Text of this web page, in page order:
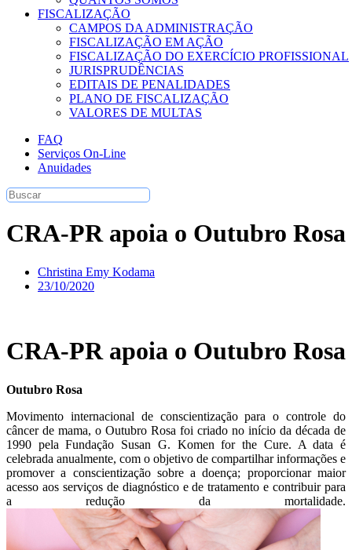
FISCALIZAÇÃO
CAMPOS DA ADMINISTRAÇÃO
FISCALIZAÇÃO EM AÇÃO
FISCALIZAÇÃO DO EXERCÍCIO PROFISSIONAL
JURISPRUDÊNCIAS
EDITAIS DE PENALIDADES
PLANO DE FISCALIZAÇÃO
VALORES DE MULTAS
FAQ
Serviços On-Line
Anuidades
CRA-PR apoia o Outubro Rosa
Christina Emy Kodama
23/10/2020
CRA-PR apoia o Outubro Rosa
Outubro Rosa
Movimento internacional de conscientização para o controle do
câncer de mama, o Outubro Rosa foi criado no início da década de
1990 pela Fundação Susan G. Komen for the Cure. A data é
celebrada anualmente, com o objetivo de compartilhar informações e
promover a conscientização sobre a doença; proporcionar maior
acesso aos serviços de diagnóstico e de tratamento e contribuir para
a redução da mortalidade.